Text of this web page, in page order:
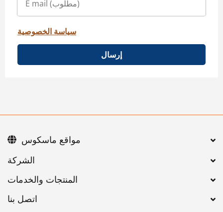
سياسة الخصوصية
إرسال
اتصل بنا
مواقع ماسكوس